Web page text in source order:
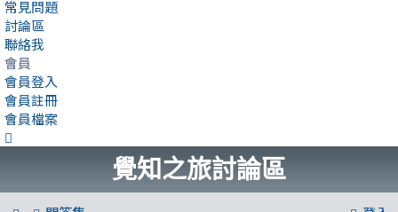
常見問題
討論區
聯絡我
會員
會員登入
會員註冊
會員檔案
覺知之旅討論區